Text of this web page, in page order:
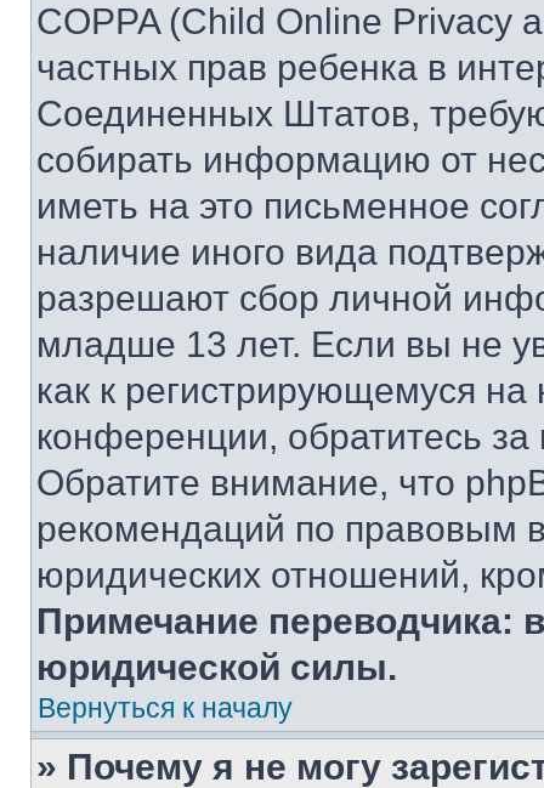
COPPA (Child Online Privacy
частных прав ребенка в
Соединенных Штатов,
собирать информацию от
иметь на это письменное
наличие иного вида
разрешают сбор личной
младше 13 лет. Если вы не
как к регистрирующемуся
конференции, обратитесь
Обратите внимание, что
рекомендаций по правовым
юридических отношений,
Примечание переводчика:
юридической силы.
Вернуться к началу
» Почему я не могу